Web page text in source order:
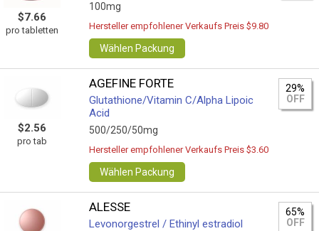
$7.66
pro tabletten
100mg
Hersteller empfohlener Verkaufs Preis $9.80
Wählen Packung
$2.56
pro tab
AGEFINE FORTE
Glutathione/Vitamin C/Alpha Lipoic
Acid
500/250/50mg
29%
OFF
Hersteller empfohlener Verkaufs Preis $3.60
Wählen Packung
ALESSE
Levonorgestrel / Ethinyl estradiol
65%
OFF